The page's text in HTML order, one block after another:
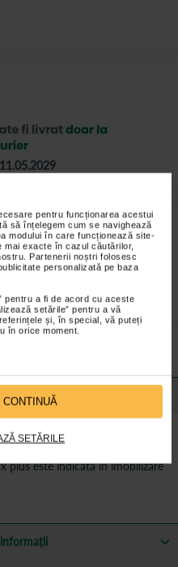
pentru funcționarea acestui
să înțelegem cum se navighează
modului în care funcționează site-
mai exacte în cazul căutărilor,
Partenerii noștri folosesc
personalizată pe baza
pentru a fi de acord cu aceste
setările” pentru a vă
și, în special, vă puteți
în orice moment.
SETĂRILE
cu gips natural de
in dreptul fiecarui produs sunt
online.
produs
superioara. Fasa ghipsata se
plus este indicata in imobilizare